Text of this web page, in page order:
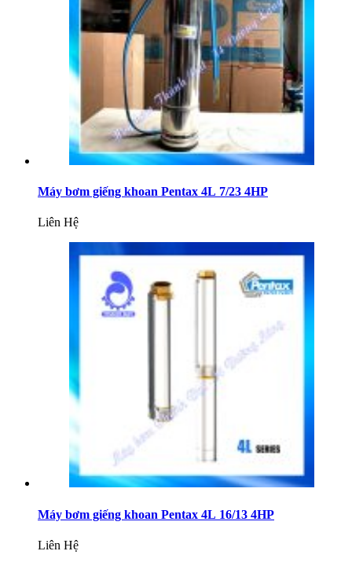
Máy bơm giếng khoan Pentax 4L 7/23 4HP
Liên Hệ
Máy bơm giếng khoan Pentax 4L 16/13 4HP
Liên Hệ